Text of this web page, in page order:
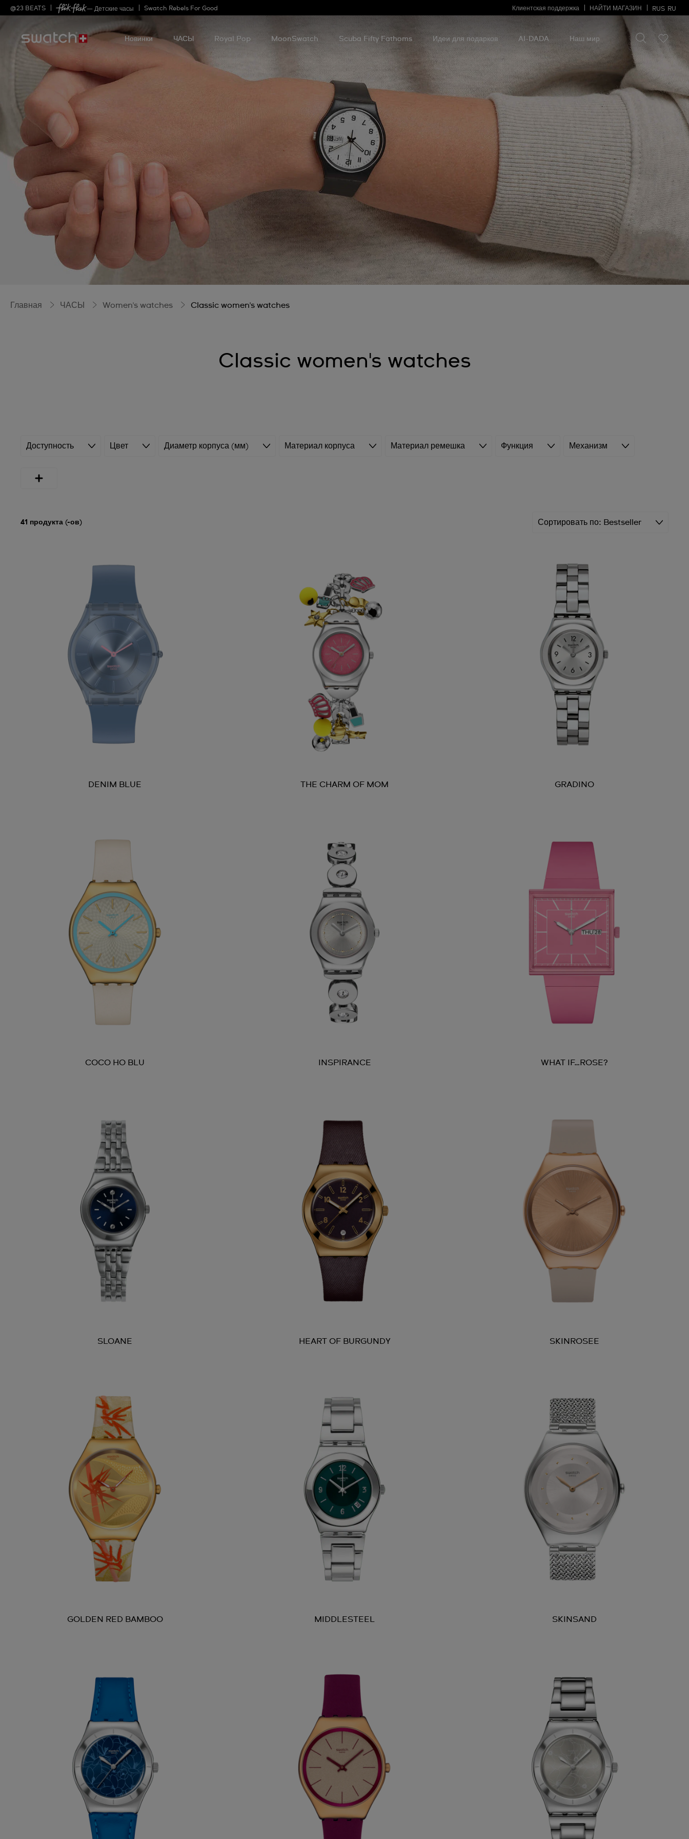
@23 BEATS — Детские часы Swatch Rebels For Good Клиентская поддержка НАЙТИ МАГАЗИН RUS RU
Новинки ЧАСЫ Royal Pop MoonSwatch Scuba Fifty Fathoms Идеи для подарков AI-DADA Наш мир
что-
то
Главная ЧАСЫ Women's watches Classic women's watches
Classic women's watches
Доступность Цвет Диаметр корпуса (мм) Материал корпуса Материал ремешка Функция Механизм
41 продукта (-ов) Сортировать по Bestseller
DENIM BLUE THE CHARM OF MOM GRADINO
COCO HO BLU INSPIRANCE WHAT IF…ROSE?
SLOANE HEART OF BURGUNDY SKINROSEE
GOLDEN RED BAMBOO MIDDLESTEEL SKINSAND